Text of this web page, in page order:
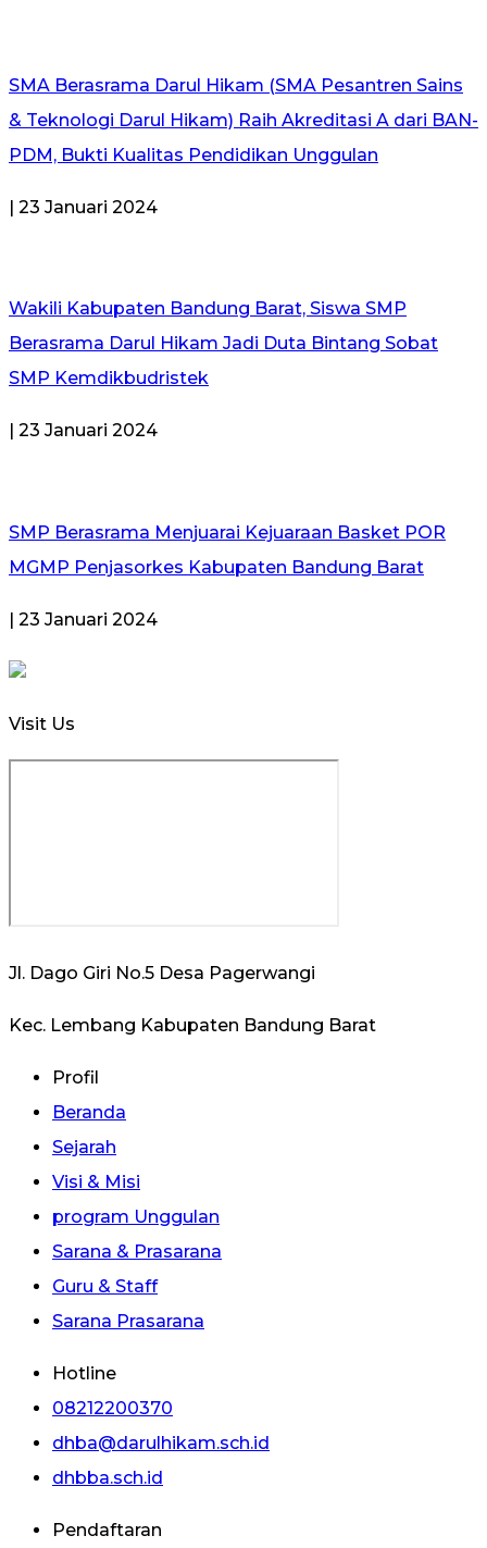
SMA Berasrama Darul Hikam (SMA Pesantren Sains
& Teknologi Darul Hikam) Raih Akreditasi A dari BAN-
PDM, Bukti Kualitas Pendidikan Unggulan
| 23 Januari 2024
Wakili Kabupaten Bandung Barat, Siswa SMP
Berasrama Darul Hikam Jadi Duta Bintang Sobat
SMP Kemdikbudristek
| 23 Januari 2024
SMP Berasrama Menjuarai Kejuaraan Basket POR
MGMP Penjasorkes Kabupaten Bandung Barat
| 23 Januari 2024
Visit Us
Jl. Dago Giri No.5 Desa Pagerwangi
Kec. Lembang Kabupaten Bandung Barat
Profil
Beranda
Sejarah
Visi & Misi
program Unggulan
Sarana & Prasarana
Guru & Staff
Sarana Prasarana
Hotline
08212200370
dhba@darulhikam.sch.id
dhbba.sch.id
Pendaftaran